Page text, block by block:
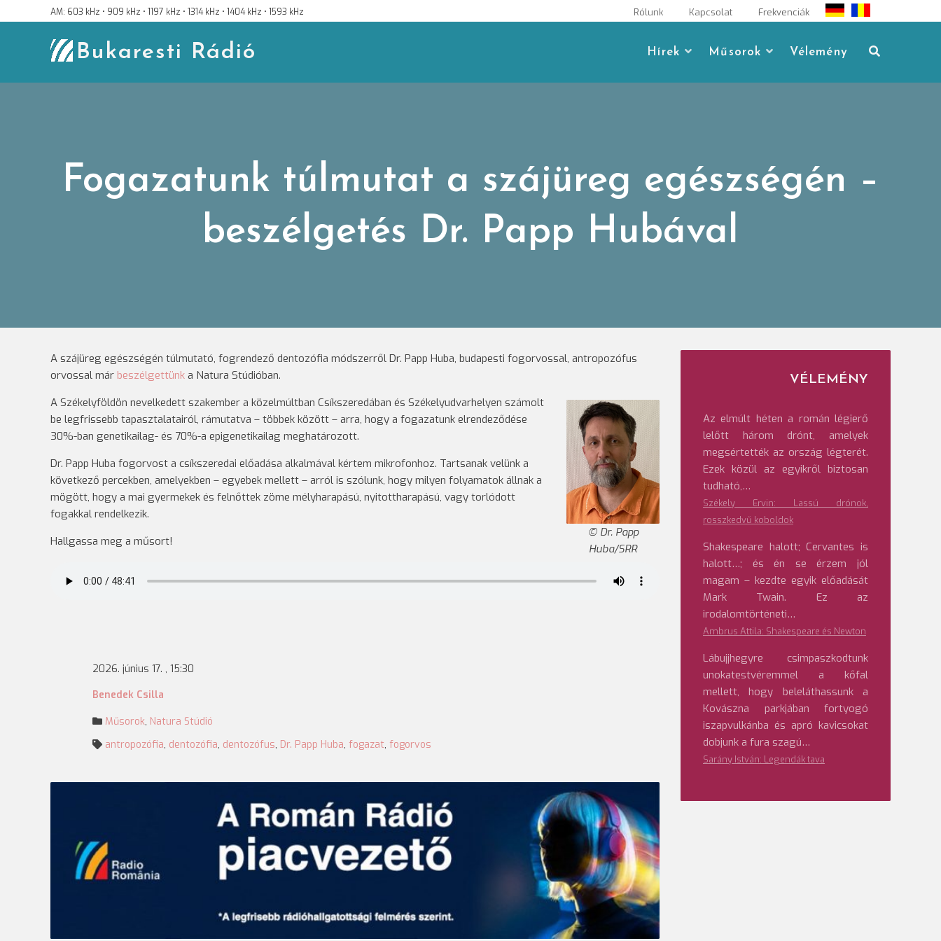
to
AM: 603 kHz • 909 kHz • 1197 kHz • 1314 kHz • 1404 kHz • 1593 kHz Rólunk Kapcsolat Frekvenciák
Bukaresti Rádió Hírek Műsorok Vélemény
Fogazatunk túlmutat a szájüreg egészségén –
beszélgetés Dr. Papp Hubával
A szájüreg egészségén túlmutató, fogrendező dentozófia módszerről Dr. Papp Huba, budapesti fogorvossal, antropozófus
orvossal már beszélgettünk a Natura Stúdióban.
Dr. Papp
Huba/SRR
A Székelyföldön nevelkedett szakember a közelmúltban Csíkszeredában és Székelyudvarhelyen számolt
be legfrissebb tapasztalatairól, rámutatva – többek között – arra, hogy a fogazatunk elrendeződése
30%-ban genetikailag- és 70%-a epigenetikailag meghatározott.
Dr. Papp Huba fogorvost a csíkszeredai előadása alkalmával kértem mikrofonhoz. Tartsanak velünk a
következő percekben, amelyekben – egyebek mellett – arról is szólunk, hogy milyen folyamatok állnak a
mögött, hogy a mai gyermekek és felnőttek zöme mélyharapású, nyitottharapású, vagy torlódott
fogakkal rendelkezik.
Hallgassa meg a műsort!
2026. június 17. , 15:30
Benedek Csilla
Műsorok, Natura Stúdió
antropozófia, dentozófia, dentozófus, Dr. Papp Huba, fogazat, fogorvos
VÉLEMÉNY
Az elmúlt héten a román légierő
lelőtt három drónt, amelyek
megsértették az ország légterét.
Ezek közül az egyikről biztosan
tudható,…
Székely Ervin: Lassú drónok,
rosszkedvű koboldok
Shakespeare halott; Cervantes is
halott…; és én se érzem jól
magam – kezdte egyik előadását
Mark Twain. Ez az
irodalomtörténeti…
Ambrus Attila: Shakespeare és Newton
Lábujjhegyre csimpaszkodtunk
unokatestvéremmel a kőfal
mellett, hogy beleláthassunk a
Kovászna parkjában fortyogó
iszapvulkánba és apró kavicsokat
dobjunk a fura szagú…
Sarány István: Legendák tava